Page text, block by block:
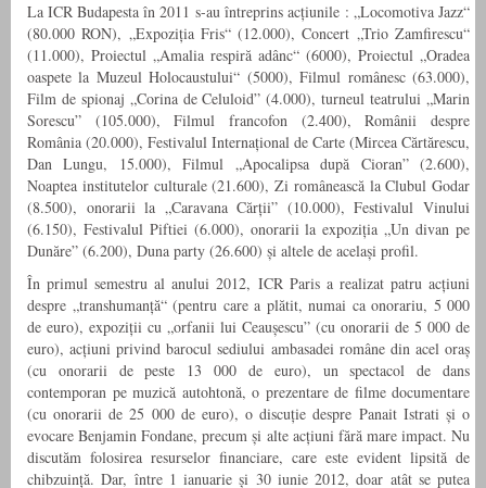
La ICR Budapesta în 2011 s-au întreprins acțiunile : „Locomotiva Jazz“
(80.000 RON), „Expoziția Fris“ (12.000), Concert „Trio Zamfirescu“
(11.000), Proiectul „Amalia respiră adânc“ (6000), Proiectul „Oradea
oaspete la Muzeul Holocaustului“ (5000), Filmul românesc (63.000),
Film de spionaj „Corina de Celuloid” (4.000), turneul teatrului „Marin
Sorescu” (105.000), Filmul francofon (2.400), Românii despre
România (20.000), Festivalul Internațional de Carte (Mircea Cărtărescu,
Dan Lungu, 15.000), Filmul „Apocalipsa după Cioran” (2.600),
Noaptea institutelor culturale (21.600), Zi românească la Clubul Godar
(8.500), onorarii la „Caravana Cărții” (10.000), Festivalul Vinului
(6.150), Festivalul Piftiei (6.000), onorarii la expoziția „Un divan pe
Dunăre” (6.200), Duna party (26.600) și altele de același profil.
În primul semestru al anului 2012, ICR Paris a realizat patru acțiuni
despre „transhumanță“ (pentru care a plătit, numai ca onorariu, 5 000
de euro), expoziții cu „orfanii lui Ceaușescu” (cu onorarii de 5 000 de
euro), acțiuni privind barocul sediului ambasadei române din acel oraș
(cu onorarii de peste 13 000 de euro), un spectacol de dans
contemporan pe muzică autohtonă, o prezentare de filme documentare
(cu onorarii de 25 000 de euro), o discuție despre Panait Istrati și o
evocare Benjamin Fondane, precum și alte acțiuni fără mare impact. Nu
discutăm folosirea resurselor financiare, care este evident lipsită de
chibzuință. Dar, între 1 ianuarie și 30 iunie 2012, doar atât se putea